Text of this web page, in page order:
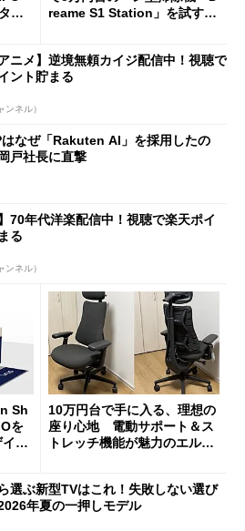
イ
reame S1 Station」を試す
アニメ】逆境無頼カイジ配信中！視聴で
ント貯まる
ンネル）
はなぜ「Rakuten AI」を採用したの
戸社長に直撃
】70年代洋楽配信中！視聴で楽天ポイ
る
ンネル）
Sh
を
ン
10万円台で手に入る、理想の
座り心地 電動サポート＆ス
トレッチ機能が魅力のエルゴ
選ぶ新型TVはこれ！失敗しない選び
年夏の一押しモデル